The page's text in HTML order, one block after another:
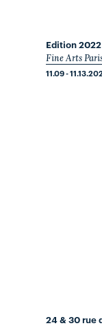
Edition 2022
Fine Arts
11.09 -
24 & 30 rue